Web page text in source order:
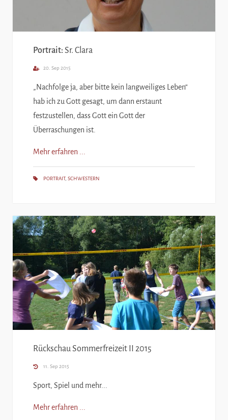
Portrait: Sr. Clara
20. Sep 2015
„Nachfolge ja, aber bitte kein langweiliges Leben“
hab ich zu Gott gesagt, um dann erstaunt
festzustellen, dass Gott ein Gott der
Überraschungen ist.
Mehr erfahren ...
PORTRAIT, SCHWESTERN
Rückschau Sommerfreizeit II 2015
11. Sep 2015
Sport, Spiel und mehr...
Mehr erfahren ...